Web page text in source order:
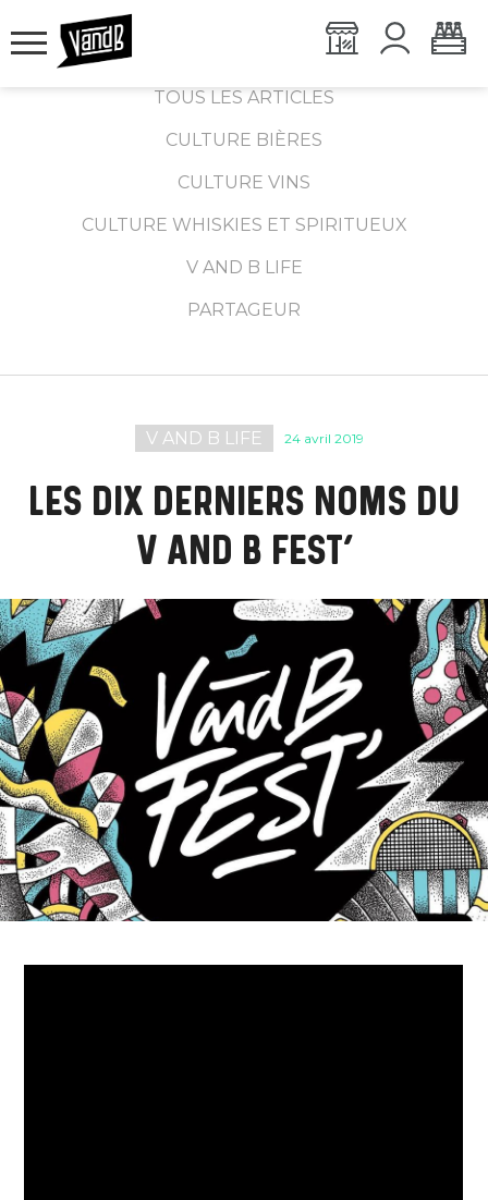
TOUS LES ARTICLES
CULTURE BIÈRES
CULTURE VINS
CULTURE WHISKIES ET SPIRITUEUX
V AND B LIFE
PARTAGEUR
V AND B LIFE 24 avril 2019
LES DIX DERNIERS NOMS DU
V AND B FEST’